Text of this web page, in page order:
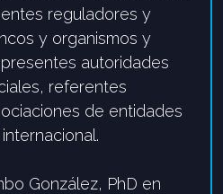
reguladores y
y organismos y
autoridades
referentes
de entidades
.
González, PhD en